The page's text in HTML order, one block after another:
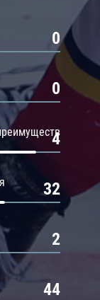
0
0
4
32
2
44